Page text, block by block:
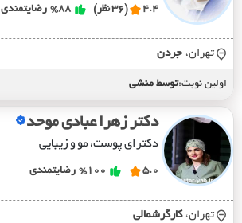
4.4 (36 نظر) %88 رضایتمندی
تهران، جردن
اولین نوبت:توسط منشی
دکتر زهرا عبادی موحد
دکترای پوست، مو و زیبایی
5.0
%100 رضایتمندی
تهران، کارگرشمالي